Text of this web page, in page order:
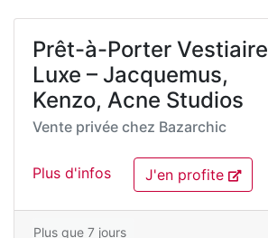
Prêt-à-Porter Vestiaire
Luxe – Jacquemus,
Kenzo, Acne Studios
Vente privée chez Bazarchic
Plus d'infos J'en profite
Plus que 7 jours